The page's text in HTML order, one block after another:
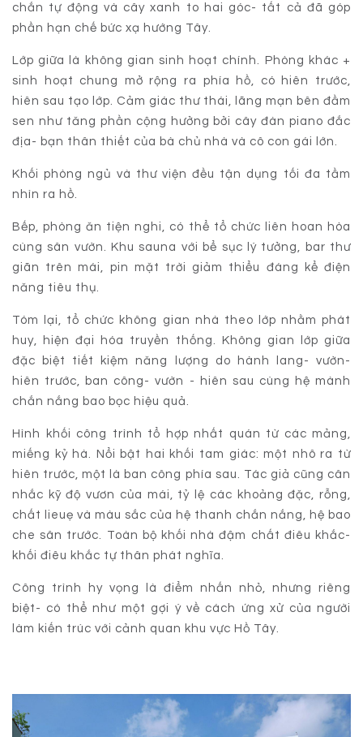
chắn tự động và cây xanh to hai góc- tất cả đã góp
phần hạn chế bức xạ hướng Tây.
Lớp giữa là không gian sinh hoạt chính. Phòng khác +
sinh hoạt chung mở rộng ra phía hồ, có hiên trước,
hiên sau tạo lớp. Cảm giác thư thái, lãng mạn bên đầm
sen như tăng phần cộng hưởng bởi cây đàn piano đắc
địa- bạn thân thiết của bà chủ nhà và cô con gái lớn.
Khối phòng ngủ và thư viện đều tận dụng tối đa tầm
nhìn ra hồ.
Bếp, phòng ăn tiện nghi, có thể tổ chức liên hoan hòa
cùng sân vườn. Khu sauna với bể sục lý tưởng, bar thư
giãn trên mái, pin mặt trời giảm thiểu đáng kể điện
năng tiêu thụ.
Tóm lại, tổ chức không gian nhà theo lớp nhằm phát
huy, hiện đại hóa truyền thống. Không gian lớp giữa
đặc biệt tiết kiệm năng lượng do hành lang- vườn-
hiên trước, ban công- vườn - hiên sau cùng hệ mành
chắn nắng bao bọc hiệu quả.
Hình khối công trình tổ hợp nhất quán từ các mảng,
miếng kỷ hà. Nổi bật hai khối tam giác: một nhô ra từ
hiên trước, một là ban công phía sau. Tác giả cũng cân
nhắc kỹ độ vươn của mái, tỷ lệ các khoảng đặc, rỗng,
chất lieuẹ và màu sắc của hệ thanh chắn nắng, hệ bao
che sân trước. Toàn bộ khối nhà đậm chất điêu khắc-
khối điêu khắc tự thân phát nghĩa.
Công trình hy vọng là điểm nhấn nhỏ, nhưng riêng
biệt- có thể như một gợi ý về cách ứng xử của người
làm kiến trúc với cảnh quan khu vực Hồ Tây.